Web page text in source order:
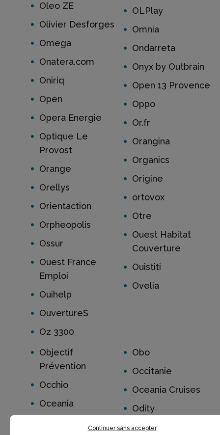
Oleo ZE
Olivier Desforges
Omega
Onatera.com
Oniriq
Open
Opera Energie
Optique Le
Provost
Orange
Orellys
Orientaction
Orpheopolis
Ossur
Ouest France
Emploi
Ouihelp
OuvertureS
Oz 3300
OLPlay
Omnia
Ondarreta
Onyx by Outbrain
Open 13 Provence
Oppo
Or.fr
Orangina
Organics
Origine
ortovox
Otre
Ouest Habitat
Couverture
Ouistiti
Ovelia
Objectif
Prévention
Occhio
Oceania
Obo
Occitanie
Oceania Cruises
Odity
Oenobiol
Continuer sans accepter